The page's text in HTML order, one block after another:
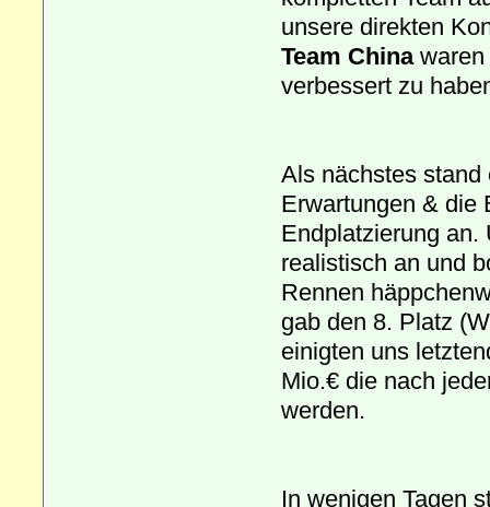
unsere direkten
Team Chinawaren
verbessert zu
Als nächstes stand
Erwartungen & die
Endplatzierung an.
realistisch an und
Rennen
gab den 8. Platz
einigten uns
Mio.€ die nach
werden.
In wenigen Tagen